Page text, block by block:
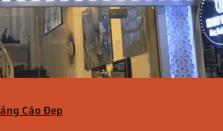
Cáo Đẹp